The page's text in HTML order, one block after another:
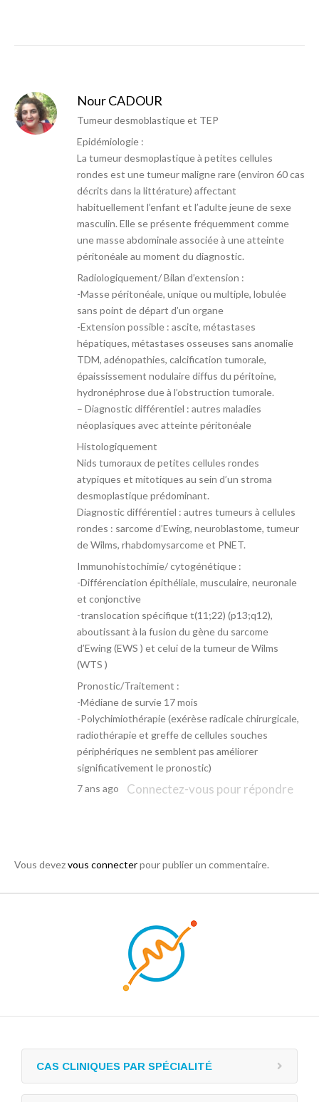
Nour CADOUR
Tumeur desmoblastique et TEP
Epidémiologie :
La tumeur desmoplastique à petites cellules
rondes est une tumeur maligne rare (environ 60 cas
décrits dans la littérature) affectant
habituellement l’enfant et l’adulte jeune de sexe
masculin. Elle se présente fréquemment comme
une masse abdominale associée à une atteinte
péritonéale au moment du diagnostic.
Radiologiquement/ Bilan d’extension :
-Masse péritonéale, unique ou multiple, lobulée
sans point de départ d’un organe
-Extension possible : ascite, métastases
hépatiques, métastases osseuses sans anomalie
TDM, adénopathies, calcification tumorale,
épaississement nodulaire diffus du péritoine,
hydronéphrose due à l’obstruction tumorale.
– Diagnostic différentiel : autres maladies
néoplasiques avec atteinte péritonéale
Histologiquement
Nids tumoraux de petites cellules rondes
atypiques et mitotiques au sein d’un stroma
desmoplastique prédominant.
Diagnostic différentiel : autres tumeurs à cellules
rondes : sarcome d’Ewing, neuroblastome, tumeur
de Wilms, rhabdomysarcome et PNET.
Immunohistochimie/ cytogénétique :
-Différenciation épithéliale, musculaire, neuronale
et conjonctive
-translocation spécifique t(11;22) (p13;q12),
aboutissant à la fusion du gène du sarcome
d’Ewing (EWS ) et celui de la tumeur de Wilms
(WTS )
Pronostic/Traitement :
-Médiane de survie 17 mois
-Polychimiothérapie (exérèse radicale chirurgicale,
radiothérapie et greffe de cellules souches
périphériques ne semblent pas améliorer
significativement le pronostic)
7 ans ago
Connectez-vous pour répondre
Vous devezvous connecterpour publier un commentaire.
CAS CLINIQUES PAR SPÉCIALITÉ